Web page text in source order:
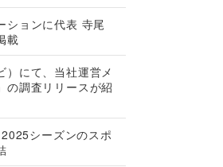
ションに代表 寺尾
載
）にて、当社運営メ
の調査リリースが紹
シーズンのスポ